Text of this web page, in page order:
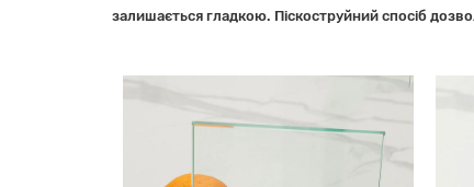
залишається гладкою. Піскоструйний спосіб